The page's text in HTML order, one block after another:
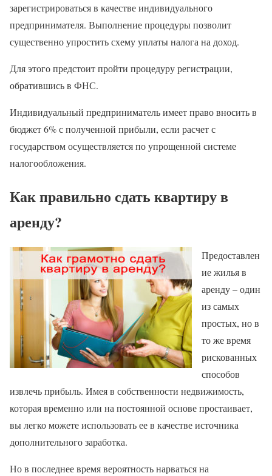
зарегистрироваться в качестве индивидуального
предпринимателя. Выполнение процедуры позволит
существенно упростить схему уплаты налога на доход.
Для этого предстоит пройти процедуру регистрации,
обратившись в ФНС.
Индивидуальный предприниматель имеет право вносить в
бюджет 6% с полученной прибыли, если расчет с
государством осуществляется по упрощенной системе
налогообложения.
Как правильно сдать квартиру в
аренду?
Предоставлен
ие жилья в
аренду – один
из самых
простых, но в
то же время
рискованных
способов
извлечь прибыль. Имея в собственности недвижимость,
которая временно или на постоянной основе простаивает,
вы легко можете использовать ее в качестве источника
дополнительного заработка.
Но в последнее время вероятность нарваться на